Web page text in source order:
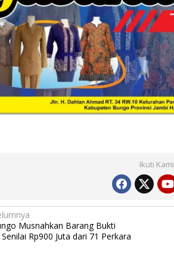
Ikuti Kami
Musnahkan Barang Bukti
Rp900 Juta dari 71 Perkara